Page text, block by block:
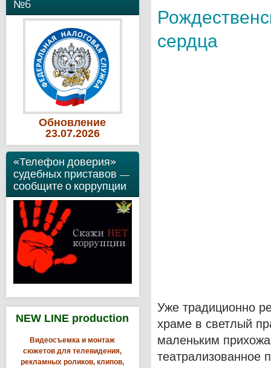
№6
Обновление
23.07.2026
«Телефон доверия»
судебных приставов —
сообщите о коррупции
NEW LINE production
Видеосъемка и монтаж
сюжетов для телевидения,
рекламных роликов, клипов,
сердца
Уже традиционно
храме в светлый
маленьким
театрализованное